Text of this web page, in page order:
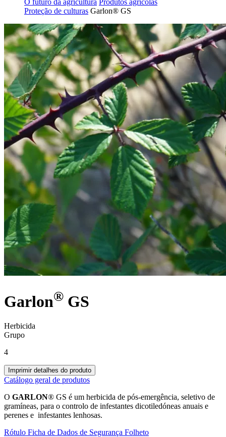
O futuro da agricultura Produtos agrícolas
Proteção de culturas Garlon® GS
Garlon® GS
Herbicida
Grupo
4
Imprimir detalhes do produto
Catálogo geral de produtos
O GARLON® GS é um herbicida de pós-emergência, seletivo de
gramíneas, para o controlo de infestantes dicotiledóneas anuais e
perenes e infestantes lenhosas.
Rótulo Ficha de Dados de Segurança Folheto